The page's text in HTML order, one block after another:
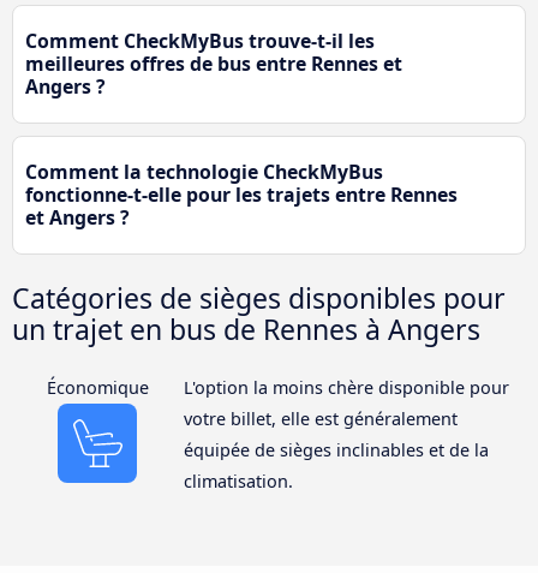
Comment CheckMyBus trouve-t-il les
meilleures offres de bus entre Rennes et
Angers ?
Comment la technologie CheckMyBus
fonctionne-t-elle pour les trajets entre Rennes
et Angers ?
Catégories de sièges disponibles pour
un trajet en bus de Rennes à Angers
Économique
L'option la moins chère disponible pour
votre billet, elle est généralement
équipée de sièges inclinables et de la
climatisation.